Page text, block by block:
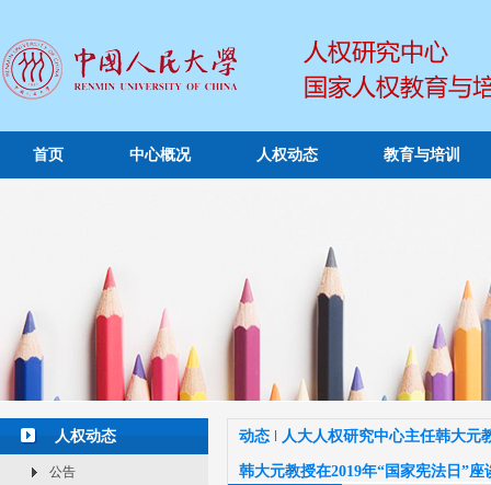
首页 中心概况 人权动态 教育与培训
人权动态
公告
动态 ǀ 人大人权研究中心主任韩大元
韩大元教授在2019年“国家宪法日”